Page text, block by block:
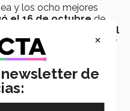
y los ocho mejores
el 16 de octubre de
cinco gamers del
se jugó entre Rafael y
había ganado bien y en
le gané sentí como si
me había querido
'Rafita'.
×
de